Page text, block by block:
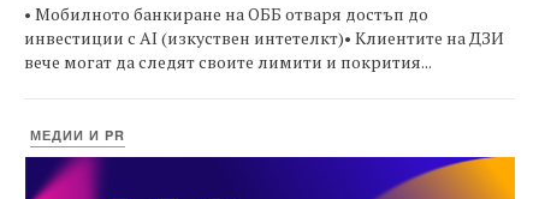
• Мобилното банкиране на ОББ отваря достъп до
инвестиции с AI (изкуствен интетелкт)• Клиентите на ДЗИ
вече могат да следят своите лимити и покрития...
МЕДИИ И PR